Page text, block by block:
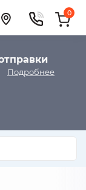
Подробнее
0